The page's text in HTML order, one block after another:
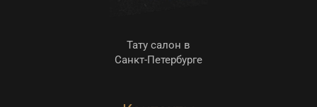
Тату салон в
Санкт-Петербурге